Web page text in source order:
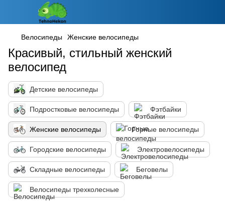
Велосипеды Женские велосипеды
Красивый, стильный женский
велосипед
Детские велосипеды
Подростковые велосипеды Фэтбайки
Женские велосипеды Горные велосипеды
Городские велосипеды Электровелосипеды
Складные велосипеды Беговелы
Велосипеды трехколесные